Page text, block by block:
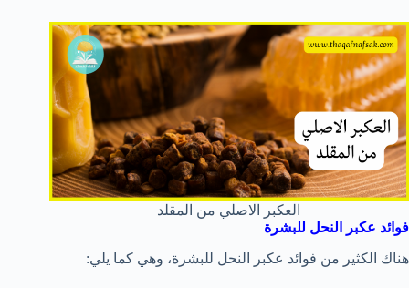
العكبر الاصلي من المقلد
فوائد عكبر النحل للبشرة
هناك الكثير من فوائد عكبر النحل للبشرة، وهي كما يلي: